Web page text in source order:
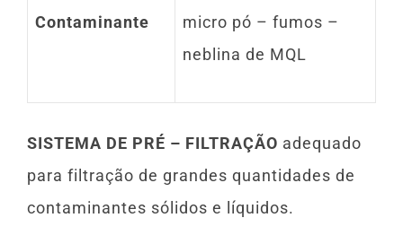
Contaminante
micro pó – fumos –
neblina de MQL
SISTEMA DE PRÉ – FILTRAÇÃO adequado
para filtração de grandes quantidades de
contaminantes sólidos e líquidos.